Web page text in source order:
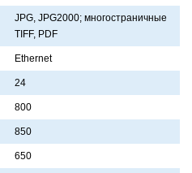
JPG, JPG2000; многострaничные
TIFF, PDF
Ethernet
24
800
850
650